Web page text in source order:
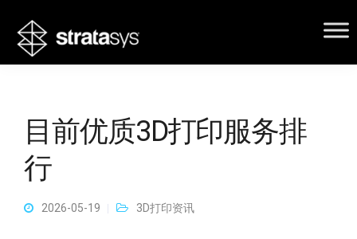
目前优质3D打印服务排
行
2026-05-19 3D打印资讯